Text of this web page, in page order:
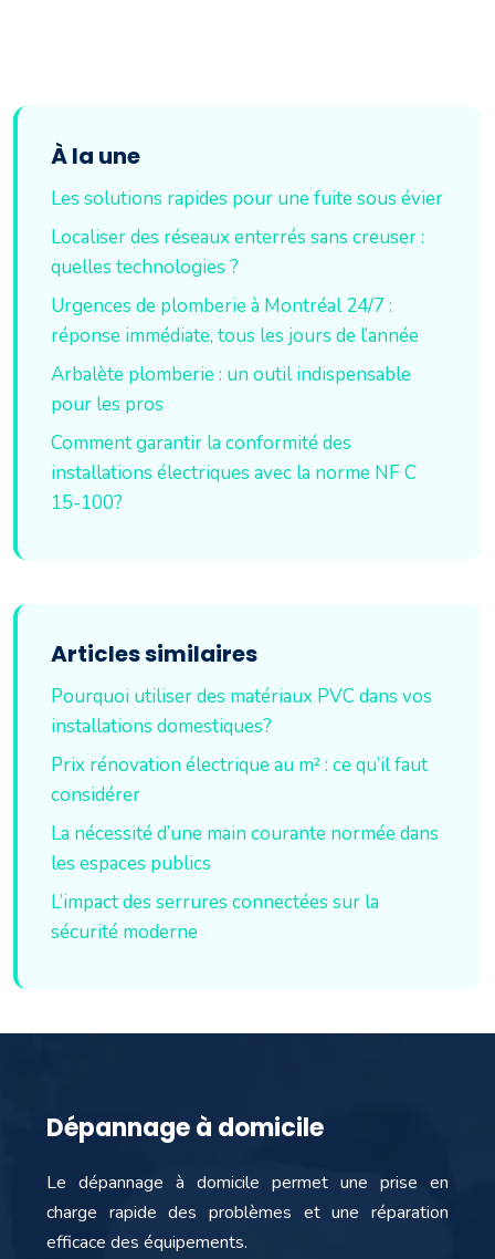
À la une
Les solutions rapides pour une fuite sous évier
Localiser des réseaux enterrés sans creuser :
quelles technologies ?
Urgences de plomberie à Montréal 24/7 :
réponse immédiate, tous les jours de l’année
Arbalète plomberie : un outil indispensable
pour les pros
Comment garantir la conformité des
installations électriques avec la norme NF C
15-100?
Articles similaires
Pourquoi utiliser des matériaux PVC dans vos
installations domestiques?
Prix rénovation électrique au m² : ce qu’il faut
considérer
La nécessité d’une main courante normée dans
les espaces publics
L’impact des serrures connectées sur la
sécurité moderne
Dépannage à domicile
Le dépannage à domicile permet une prise en
charge rapide des problèmes et une réparation
efficace des équipements.